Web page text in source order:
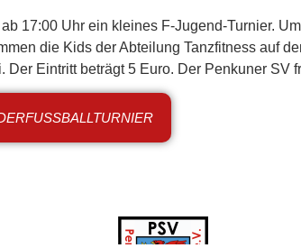
17:00 Uhr ein kleines F-Jugend-Turnier.
die Kids der Abteilung Tanzfitness auf
Eintritt beträgt 5 Euro. Der Penkuner